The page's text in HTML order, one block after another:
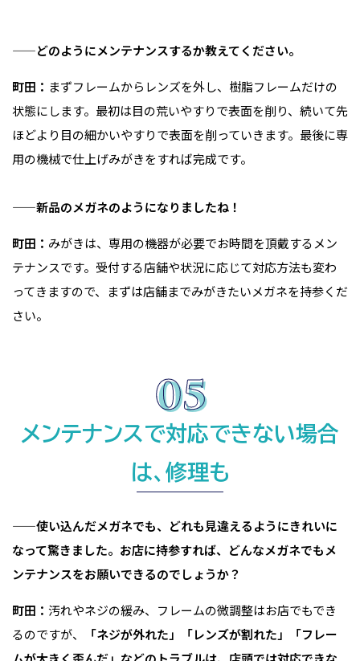
——どのようにメンテナンスするか教えてください。
町田： まずフレームからレンズを外し、樹脂フレームだけの
状態にします。最初は目の荒いやすりで表面を削り、続いて先
ほどより目の細かいやすりで表面を削っていきます。最後に専
用の機械で仕上げみがきをすれば完成です。
——新品のメガネのようになりましたね！
町田： みがきは、専用の機器が必要でお時間を頂戴するメン
テナンスです。受付する店舗や状況に応じて対応方法も変わ
ってきますので、まずは店舗までみがきたいメガネを持参くだ
さい。
メンテナンスで対応できない場合
は、修理も
——使い込んだメガネでも、どれも見違えるようにきれいに
なって驚きました。お店に持参すれば、どんなメガネでもメ
ンテナンスをお願いできるのでしょうか？
町田： 汚れやネジの緩み、フレームの微調整はお店でもでき
るのですが、
「ネジが外れた」「レンズが割れた」「フレー